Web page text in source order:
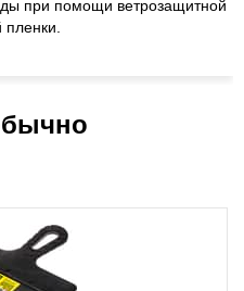
при помощи ветрозащитной